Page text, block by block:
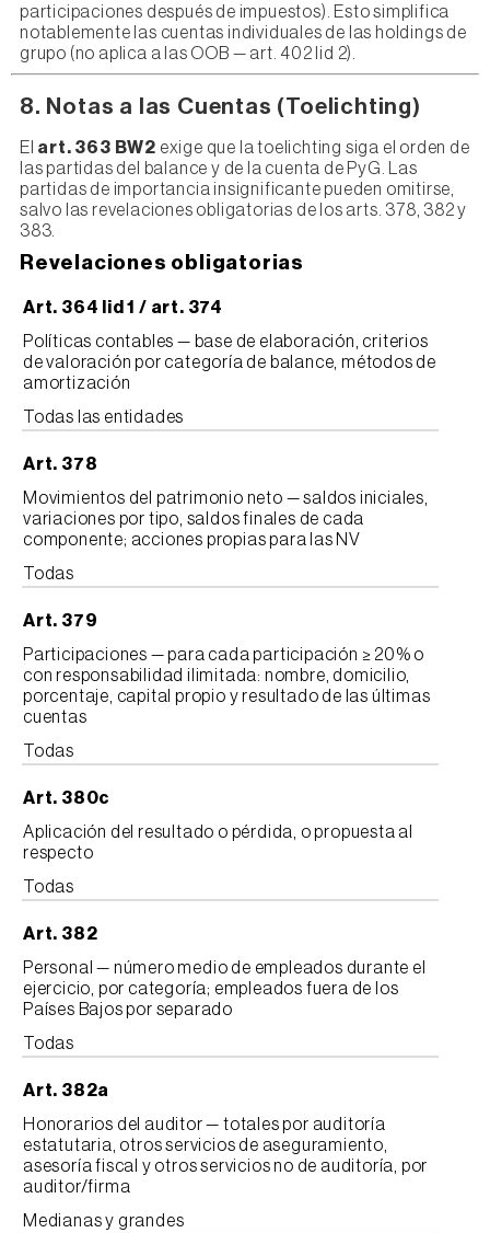
participaciones después de impuestos). Esto simplifica
notablemente las cuentas individuales de las holdings de
grupo (no aplica a las OOB — art. 402 lid 2).
8. Notas a las Cuentas (Toelichting)
El art. 363 BW2 exige que la toelichting siga el orden de
las partidas del balance y de la cuenta de PyG. Las
partidas de importancia insignificante pueden omitirse,
salvo las revelaciones obligatorias de los arts. 378, 382 y
383.
Revelaciones obligatorias
Art. 364 lid 1 / art. 374
Políticas contables — base de elaboración, criterios
de valoración por categoría de balance, métodos de
amortización
Todas las entidades
Art. 378
Movimientos del patrimonio neto — saldos iniciales,
variaciones por tipo, saldos finales de cada
componente; acciones propias para las NV
Todas
Art. 379
Participaciones — para cada participación ≥ 20% o
con responsabilidad ilimitada: nombre, domicilio,
porcentaje, capital propio y resultado de las últimas
cuentas
Todas
Art. 380c
Aplicación del resultado o pérdida, o propuesta al
respecto
Todas
Art. 382
Personal — número medio de empleados durante el
ejercicio, por categoría; empleados fuera de los
Países Bajos por separado
Todas
Art. 382a
Honorarios del auditor — totales por auditoría
estatutaria, otros servicios de aseguramiento,
asesoría fiscal y otros servicios no de auditoría, por
auditor/firma
Medianas y grandes